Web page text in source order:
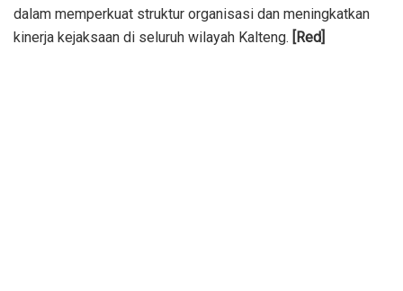
dalam memperkuat struktur organisasi dan meningkatkan
kinerja kejaksaan di seluruh wilayah Kalteng. [Red]